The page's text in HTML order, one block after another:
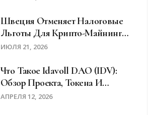
Швеция Отменяет Налоговые
Льготы Для Крипто-Майнинга:
Полный Разбор Изменений
ИЮЛЯ 21, 2026
Что Такое Idavoll DAO (IDV):
Обзор Проекта, Токена И
Перспектив
АПРЕЛЯ 12, 2026